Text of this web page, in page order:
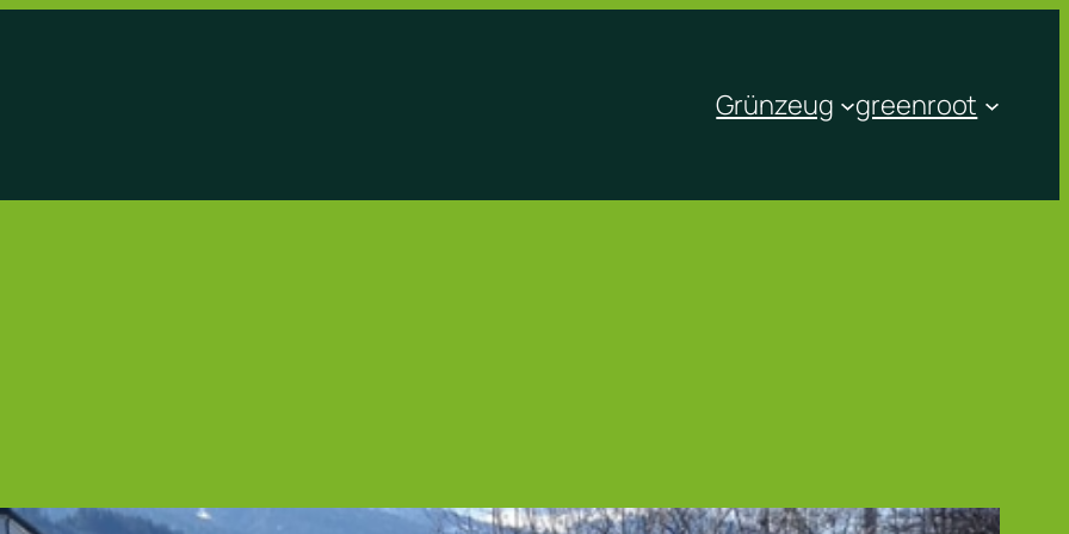
Grünzeug greenroot